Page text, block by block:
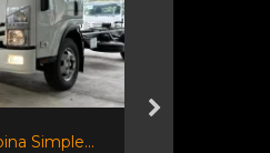
Simple...